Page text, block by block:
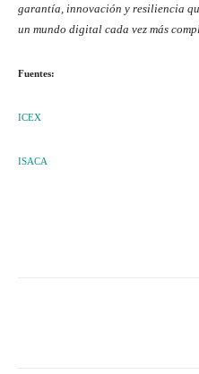
garantía, innovación y resiliencia
un mundo digital cada vez más
Fuentes:
ICEX
ISACA